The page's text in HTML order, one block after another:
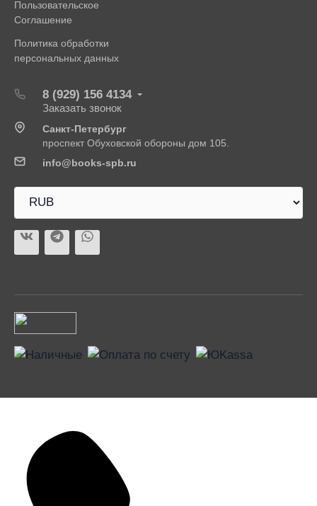
Пользовательское
Соглашение
Политика обработки
персональных данных
8 (929) 156 4134
Заказать звонок
Санкт-Петербург
проспект Обуховской обороны дом 105.
info@books-spb.ru